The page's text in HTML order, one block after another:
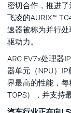
密切合作，推进
飞凌的AURIX™
速器被称为并行处
驱动力。
ARC EV7x处理器
器单元（NPU）IP
界最高的性能，
TOPS），并支持